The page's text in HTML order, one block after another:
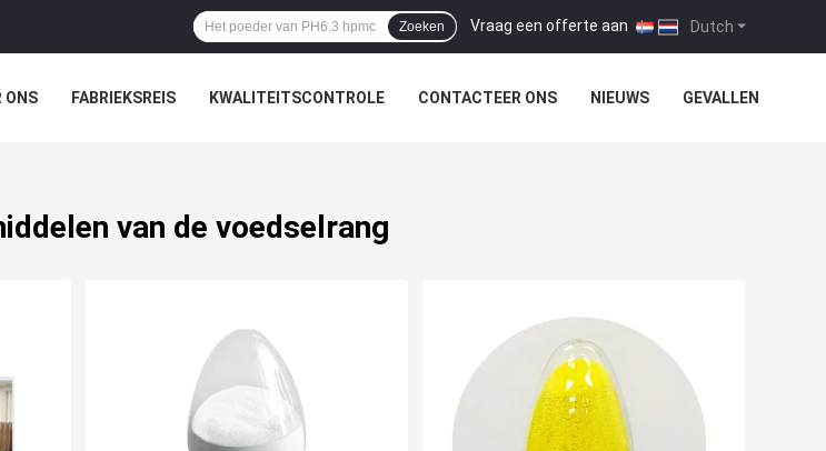
Dutch
Vraag een offerte aan |
Zoeken
ONS FABRIEKSREIS KWALITEITSCONTROLE CONTACTEER ONS NIEUWS GEVALLEN
van de voedselrang